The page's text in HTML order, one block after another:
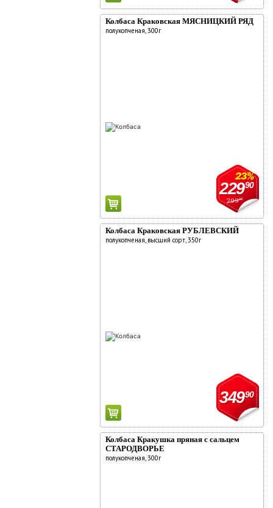
Колбаса Краковская МЯСНИЦКИЙ РЯД
полукопченая, 300г
29990
23%
22990
Колбаса Краковская РУБЛЕВСКИЙ
полукопченая, высший сорт, 350г
34990
Колбаса Кракушка пряная с сальцем
СТАРОДВОРЬЕ
полукопченая, 300г